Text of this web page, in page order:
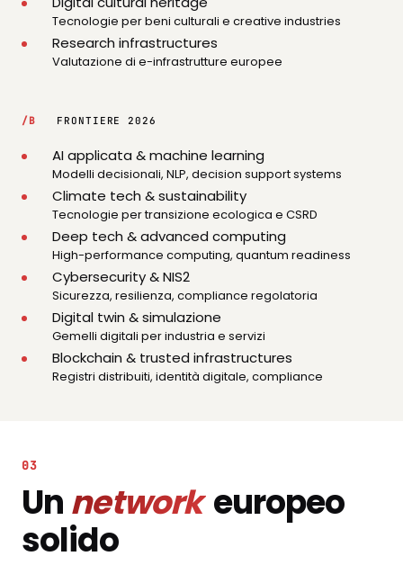
Tecnologie per beni culturali e creative industries
Research infrastructures
Valutazione di e-infrastrutture europee
/B FRONTIERE 2026
AI applicata & machine learning
Modelli decisionali, NLP, decision support systems
Climate tech & sustainability
Tecnologie per transizione ecologica e CSRD
Deep tech & advanced computing
High-performance computing, quantum readiness
Cybersecurity & NIS2
Sicurezza, resilienza, compliance regolatoria
Digital twin & simulazione
Gemelli digitali per industria e servizi
Blockchain & trusted infrastructures
Registri distribuiti, identità digitale, compliance
03
Unnetwork europeo
solido